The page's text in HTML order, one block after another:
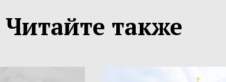
Читайте также